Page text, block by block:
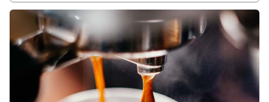
ดูรายละเอียด